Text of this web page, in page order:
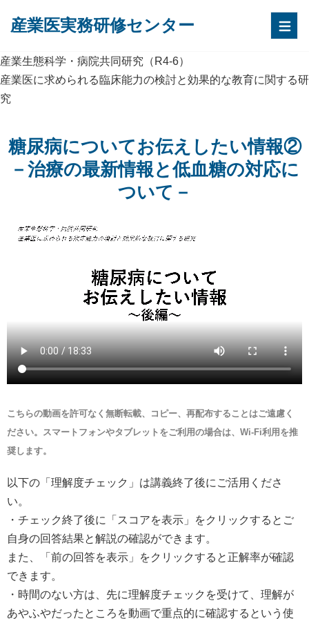
産業医実務研修センター
産業生態科学・病院共同研究（R4-6）
産業医に求められる臨床能力の検討と効果的な教育に関する研
究
糖尿病についてお伝えしたい情報②
－治療の最新情報と低血糖の対応に
ついて－
こちらの動画を許可なく無断転載、コピー、再配布することはご遠慮く
ださい。スマートフォンやタブレットをご利用の場合は、Wi-Fi利用を推
奨します。
以下の「理解度チェック」は講義終了後にご活用くださ
い。
・チェック終了後に「スコアを表示」をクリックするとご
自身の回答結果と解説の確認ができます。
また、「前の回答を表示」をクリックすると正解率が確認
できます。
・時間のない方は、先に理解度チェックを受けて、理解が
あやふやだったところを動画で重点的に確認するという使